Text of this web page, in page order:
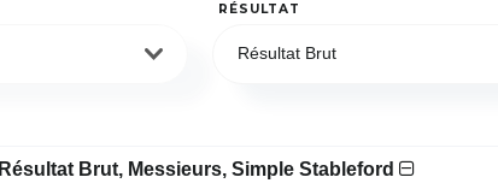
RÉSULTAT
Résultat Brut
Résultat Brut, Messieurs, Simple Stableford